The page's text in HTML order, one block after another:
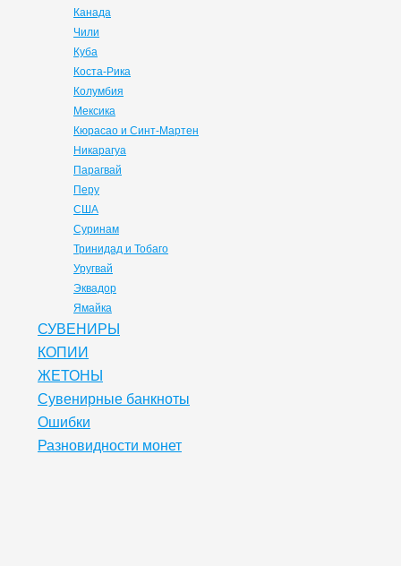
Канада
Чили
Куба
Коста-Рика
Колумбия
Мексика
Кюрасао и Синт-Мартен
Никарагуа
Парагвай
Перу
США
Суринам
Тринидад и Тобаго
Уругвай
Эквадор
Ямайка
СУВЕНИРЫ
КОПИИ
ЖЕТОНЫ
Сувенирные банкноты
Ошибки
Разновидности монет